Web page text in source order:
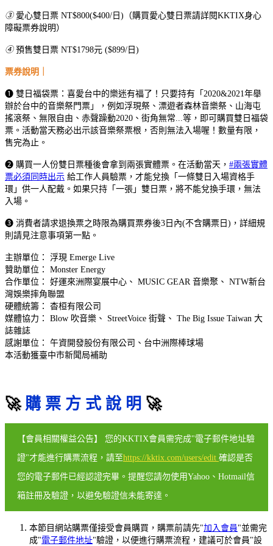
③ 愛心雙日票 NT$800($400/日)（購買愛心雙日票請詳閱KKTIX身心
障礙票券說明）
④ 預售雙日票 NT$1798元 ($899/日)
票券說明
❶ 雙日福袋票：喜愛台中的樂迷有福了！只要持有「2020&2021年舉
辦於台中的音樂祭門票」，例如浮現祭、漂遊者森林音樂祭、山海屯
搖滾祭、無限自由、赤聲躁動2020、街角無常...等，即可購買雙日福袋
票。活動當天務必出示該音樂祭票根，否則無法入場喔！數量有限，
售完為止。
❷ 購買一人份雙日票種後會拿到兩張實體票。在活動當天， #兩張實體
票必須同時出示 給工作人員驗票，才能兌換「一條雙日入場資格手
環」供一人配戴。如果只持「一張」雙日票，將不能兌換手環，無法
入場。​
❸ 消費者請求退換票之時限為購買票券後3日內(不含購票日)，詳細規
則請見注意事項第一點。
主辦單位： 浮現 Emerge Live​
贊助單位： Monster Energy​
合作單位： 好運來洲際宴展中心、 MUSIC GEAR 音樂聚、 NTW新台
灣娛樂摔角聯盟​
硬體統籌： 杳桓有限公司​
媒體協力： Blow 吹音樂、 StreetVoice 街聲、 The Big Issue Taiwan 大
誌雜誌​
感謝單位： 午資開發股份有限公司、台中洲際棒球場​
本活動獲臺中市新聞局補助
🚀購 票 方 式 說 明 🚀
【會員相關權益公告】 您的KKTIX會員需完成"電子郵件地址驗
證"才能進行購票流程，請至https://kktix.com/users/edit 確認是否
您的電子郵件已經認證完畢。提醒您請勿使用Yahoo、Hotmail信
箱註冊及驗證，以避免驗證信未能寄達。
本節目網站購票僅接受會員購買，購票前請先"加入會員 "並需完
成"電子郵件地址"驗證，以便進行購票流程，建議可於會員"設